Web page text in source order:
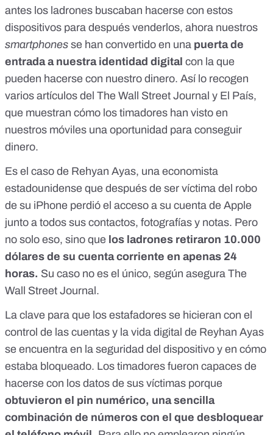
antes los ladrones buscaban hacerse con estos
dispositivos para después venderlos, ahora nuestros
smartphones se han convertido en una puerta de
entrada a nuestra identidad digital con la que
pueden hacerse con nuestro dinero. Así lo recogen
varios artículos del The Wall Street Journal y El País,
que muestran cómo los timadores han visto en
nuestros móviles una oportunidad para conseguir
dinero.
Es el caso de Rehyan Ayas, una economista
estadounidense que después de ser víctima del robo
de su iPhone perdió el acceso a su cuenta de Apple
junto a todos sus contactos, fotografías y notas. Pero
no solo eso, sino que los ladrones retiraron 10.000
dólares de su cuenta corriente en apenas 24
horas. Su caso no es el único, según asegura The
Wall Street Journal.
La clave para que los estafadores se hicieran con el
control de las cuentas y la vida digital de Reyhan Ayas
se encuentra en la seguridad del dispositivo y en cómo
estaba bloqueado. Los timadores fueron capaces de
hacerse con los datos de sus víctimas porque
obtuvieron el pin numérico, una sencilla
combinación de números con el que desbloquear